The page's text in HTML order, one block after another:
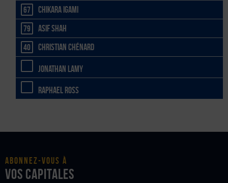
67 Chikara Igami
79 Asif Shah
40 Christian Chénard
Jonathan Lamy
Raphael Ross
Abonnez-vous à
vos Capitales